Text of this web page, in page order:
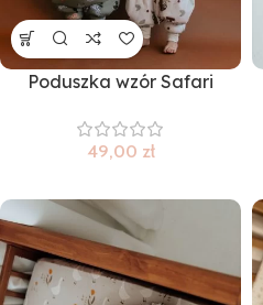
Poduszka wzór Safari
49,00 zł